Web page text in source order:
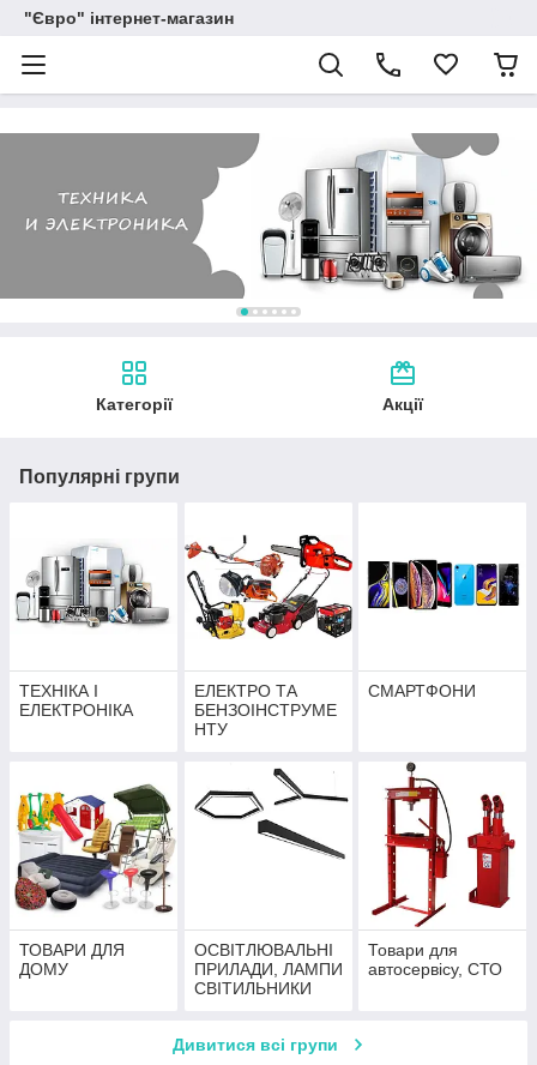
"Євро" інтернет-магазин
Категорії Акції
Популярні групи
ТЕХНІКА І
ЕЛЕКТРОНІКА
ЕЛЕКТРО ТА
БЕНЗОІНСТРУМЕ
НТУ
СМАРТФОНИ
ТОВАРИ ДЛЯ
ДОМУ
ОСВІТЛЮВАЛЬНІ
ПРИЛАДИ, ЛАМПИ
СВІТИЛЬНИКИ
Товари для
автосервісу, СТО
Дивитися всі групи